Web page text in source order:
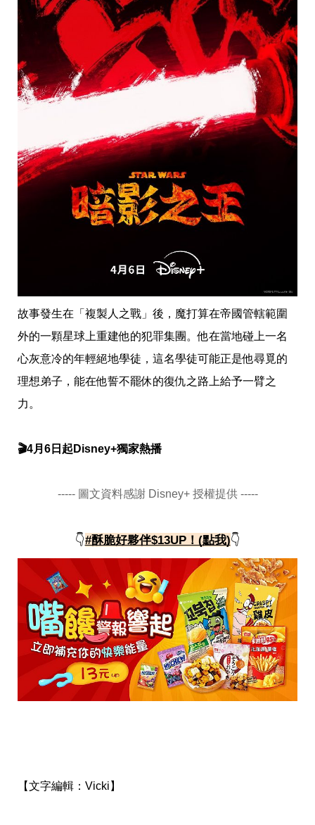
故事發生在「複製人之戰」後，魔打算在帝國管轄範圍
外的一顆星球上重建他的犯罪集團。他在當地碰上一名
心灰意冷的年輕絕地學徒，這名學徒可能正是他尋覓的
理想弟子，能在他誓不罷休的復仇之路上給予一臂之
力。
🎬4月6日起Disney+獨家熱播
----- 圖文資料感謝 Disney+ 授權提供 -----
👇#酥脆好夥伴$13UP！(點我)👇
【文字編輯： Vicki】